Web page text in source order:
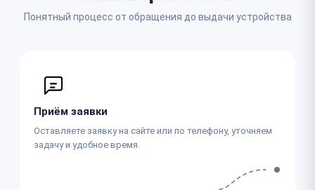
Понятный процесс от обращения до выдачи устройства
Приём заявки
Оставляете заявку на сайте или по телефону, уточняем
задачу и удобное время.